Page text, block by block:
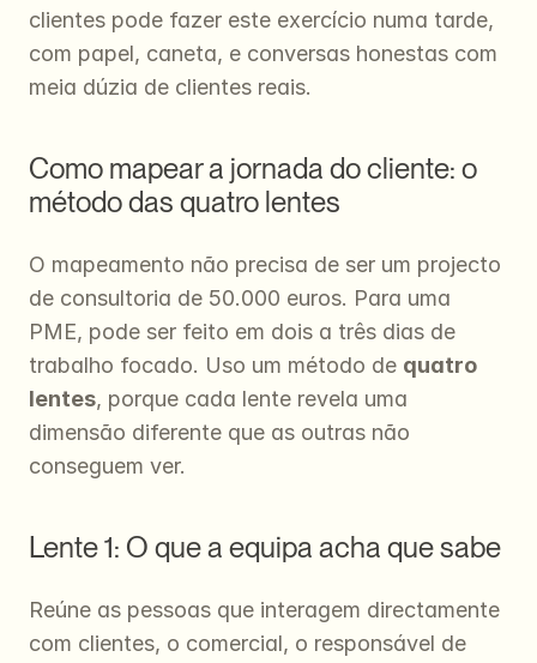
clientes pode fazer este exercício numa tarde,
com papel, caneta, e conversas honestas com
meia dúzia de clientes reais.
Como mapear a jornada do cliente: o
método das quatro lentes
O mapeamento não precisa de ser um projecto
de consultoria de 50.000 euros. Para uma
PME, pode ser feito em dois a três dias de
trabalho focado. Uso um método de quatro
lentes, porque cada lente revela uma
dimensão diferente que as outras não
conseguem ver.
Lente 1: O que a equipa acha que sabe
Reúne as pessoas que interagem directamente
com clientes, o comercial, o responsável de